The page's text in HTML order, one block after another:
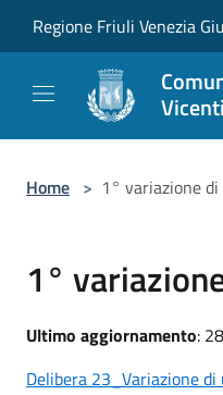
Regione Friuli Venezia
Home > 1° variazione
1°
Ultimo aggiornamento:
Delibera 23_Variazione di